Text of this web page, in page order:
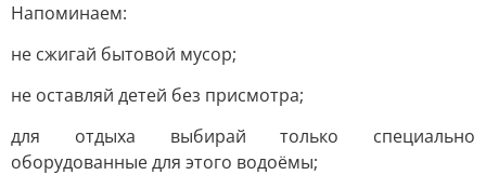
Напоминаем:
не сжигай бытовой мусор;
не оставляй детей без присмотра;
для отдыха выбирай только специально
оборудованные для этого водоёмы;